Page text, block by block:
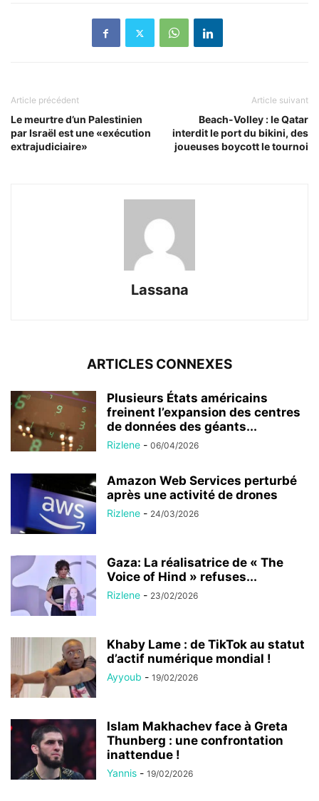
Article précédent
Le meurtre d’un Palestinien
par Israël est une «exécution
extrajudiciaire»
Article suivant
Beach-Volley : le Qatar
interdit le port du bikini, des
joueuses boycott le tournoi
Lassana
ARTICLES CONNEXES
Plusieurs États américains
freinent l’expansion des centres
de données des géants...
Rizlene - 06/04/2026
Amazon Web Services perturbé
après une activité de drones
Rizlene - 24/03/2026
Gaza: La réalisatrice de « The
Voice of Hind » refuses...
Rizlene - 23/02/2026
Khaby Lame : de TikTok au statut
d’actif numérique mondial !
Ayyoub - 19/02/2026
Islam Makhachev face à Greta
Thunberg : une confrontation
inattendue !
Yannis - 19/02/2026